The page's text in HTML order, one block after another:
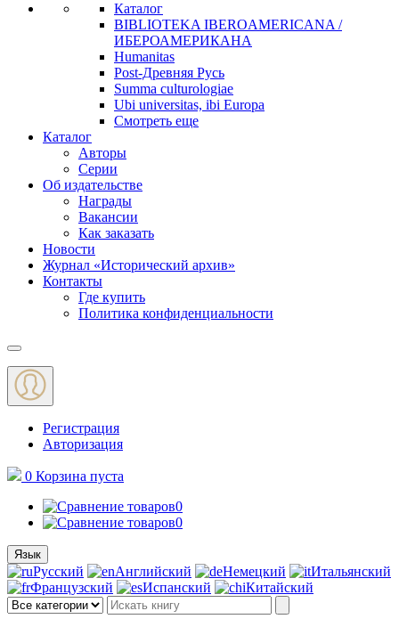
Каталог
BIBLIOTEKA IBEROAMERICANA /
ИБЕРОАМЕРИКАНА
Humanitas
Post-Древняя Русь
Summa culturologiae
Ubi universitas, ibi Europa
Смотреть еще
Каталог
Авторы
Серии
Об издательстве
Награды
Вакансии
Как заказать
Новости
Журнал «Исторический архив»‎
Контакты
Где купить
Политика конфиденциальности
Меню
Регистрация
Авторизация
0 Корзина пуста
0
0
Язык
Русский Английский Немецкий
Итальянский
Французский
Испанский Китайский